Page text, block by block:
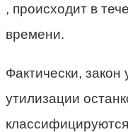
, происходит в
времени.
Фактически,
утилизации